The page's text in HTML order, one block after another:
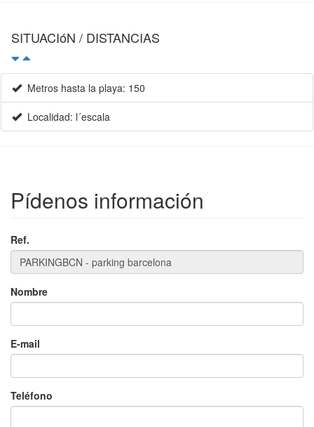
SITUACIóN / DISTANCIAS
Metros hasta la playa: 150
Localidad: l´escala
Pídenos información
Ref.
Nombre
E-mail
Teléfono